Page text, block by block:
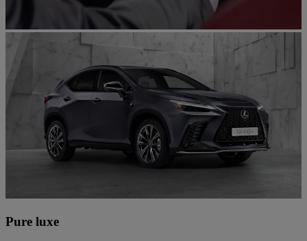
Pure luxe